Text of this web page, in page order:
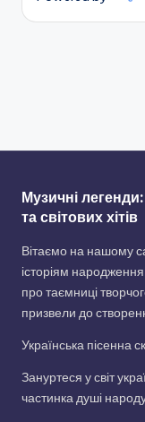
Музичні
та світових хітів
Вітаємо на нашому
історіям
про таємниці
призвели до
Українська пісенна
Зануртеся у світ
частинка душі